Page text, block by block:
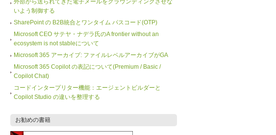
外部から送られてきた電子メールをグラウンディングさせな
いよう制御する
SharePoint の B2B統合とワンタイム パスコード(OTP)
Microsoft CEO サテヤ・ナデラ氏のA frontier without an
ecosystem is not stableについて
Microsoft 365 アーカイブ: ファイルレベルアーカイブがGA
Microsoft 365 Copilot の表記について(Premium / Basic /
Copilot Chat)
コードインタープリター機能：エージェントビルダーと
Copilot Studio の違いを整理する
お勧めの書籍